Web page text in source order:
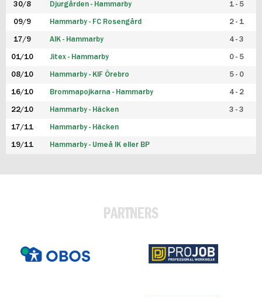
30/8 Djurgården - Hammarby 1 - 5
09/9 Hammarby - FC Rosengård 2 - 1
17/9 AIK - Hammarby 4 - 3
01/10 Jitex - Hammarby 0 - 5
08/10 Hammarby - KIF Örebro 5 - 0
16/10 Brommapojkarna - Hammarby 4 - 2
22/10 Hammarby - Häcken 3 - 3
17/11 Hammarby - Häcken
19/11 Hammarby - Umeå IK eller BP
PARTNERS